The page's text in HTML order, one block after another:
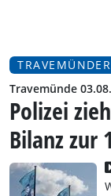
Travemünde
Polizei
Bilanz zur